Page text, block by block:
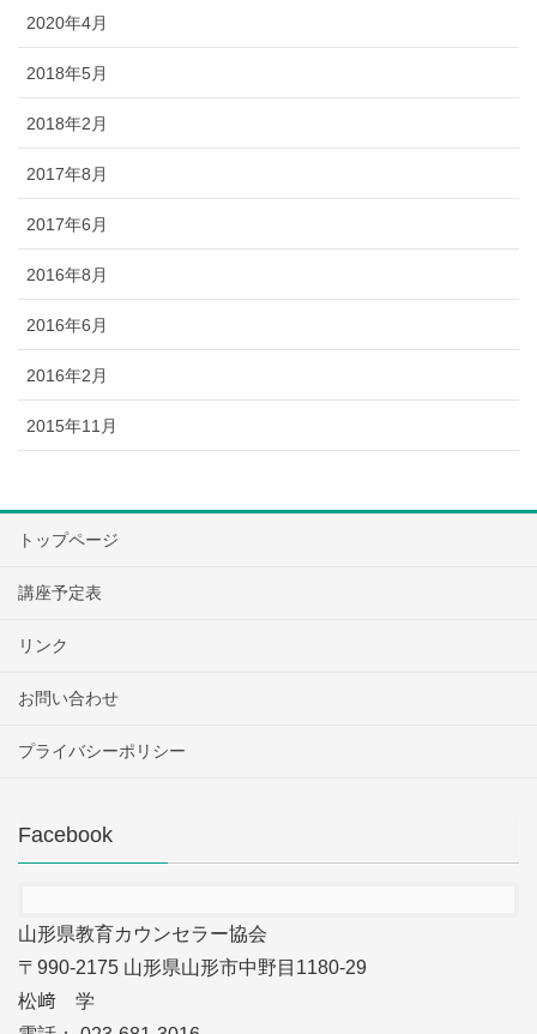
2020年4月
2018年5月
2018年2月
2017年8月
2017年6月
2016年8月
2016年6月
2016年2月
2015年11月
トップページ
講座予定表
リンク
お問い合わせ
プライバシーポリシー
Facebook
山形県教育カウンセラー協会
〒990-2175 山形県山形市中野目1180-29
松﨑 学